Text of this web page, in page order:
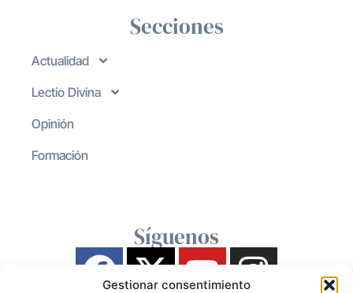
Gestionar consentimiento
Secciones
Actualidad
Lectio Divina
Opinión
Formación
Síguenos